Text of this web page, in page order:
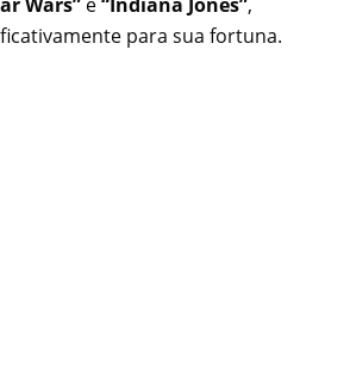
para sua fortuna.